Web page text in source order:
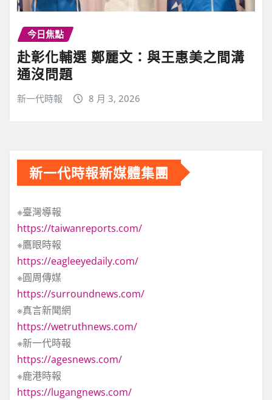
今日焦點
赴彰化輔選 鄭麗文：與王惠美之間溝
通沒問題
新一代時報 8 月 3, 2026
新一代時報新媒體集團
※臺灣導報
https://taiwanreports.com/
※鷹眼時報
https://eagleeyedaily.com/
※圓周傳媒
https://surroundnews.com/
※真言新聞網
https://wetruthnews.com/
※新一代時報
https://agesnews.com/
※鹿港時報
https://lugangnews.com/